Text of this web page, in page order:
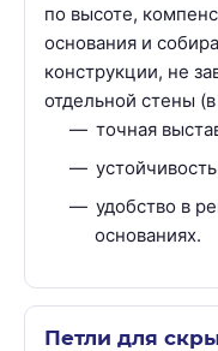
по высоте,
основания и
конструкции, не
отдельной стены
точная
удобство в
основаниях.
Петли для